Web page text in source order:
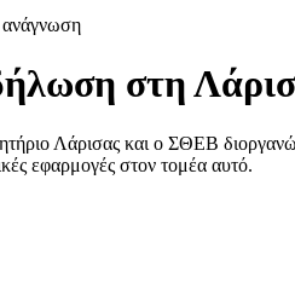
στη
Λάρισας και ο ΣΘΕΒ
εφαρμογές στον τομέα αυτό.